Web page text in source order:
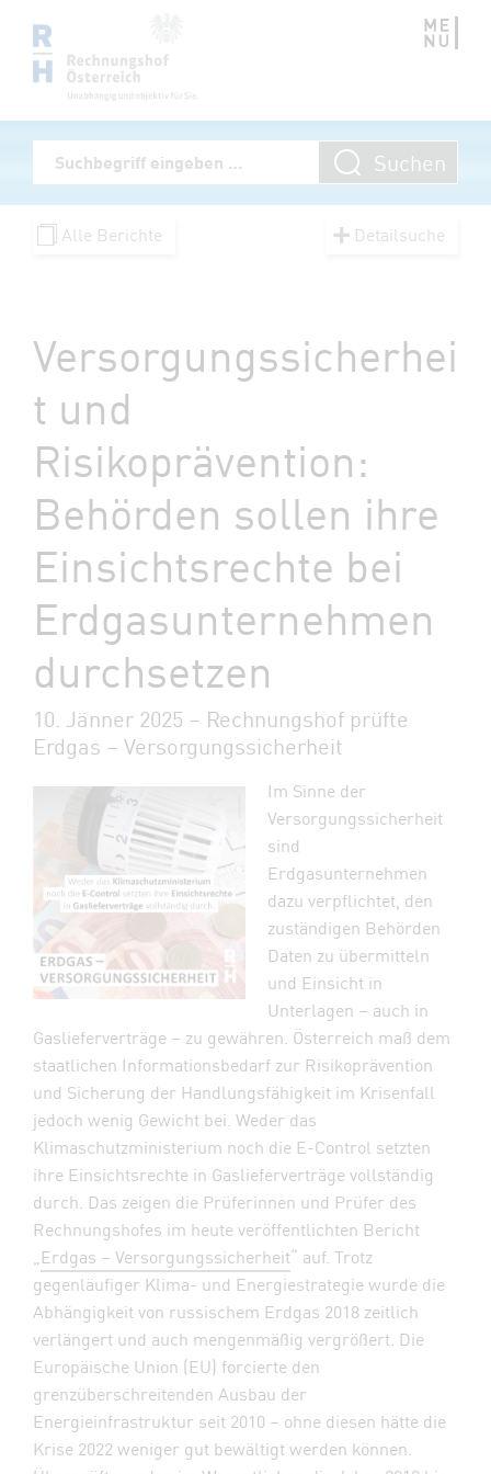
Zum Inhalt springen
Volltextsuche
Suchbegriff eingeben
Suchen
Alle Berichte Detailsuche
Versorgungssicherhei
t und
Risikoprävention:
Behörden sollen ihre
Einsichtsrechte bei
Erdgasunternehmen
durchsetzen
10. Jänner 2025 – Rechnungshof prüfte
Erdgas – Versorgungssicherheit
Im Sinne der
Versorgungssicherheit
sind
Erdgasunternehmen
dazu verpflichtet, den
zuständigen Behörden
Daten zu übermitteln
und Einsicht in
Unterlagen – auch in
Gaslieferverträge – zu gewähren. Österreich maß dem
staatlichen Informationsbedarf zur Risikoprävention
und Sicherung der Handlungsfähigkeit im Krisenfall
jedoch wenig Gewicht bei. Weder das
Klimaschutzministerium noch die E-Control setzten
ihre Einsichtsrechte in Gaslieferverträge vollständig
durch. Das zeigen die Prüferinnen und Prüfer des
Rechnungshofes im heute veröffentlichten Bericht
„Erdgas – Versorgungssicherheit“ auf. Trotz
gegenläufiger Klima- und Energiestrategie wurde die
Abhängigkeit von russischem Erdgas 2018 zeitlich
verlängert und auch mengenmäßig vergrößert. Die
Europäische Union (EU) forcierte den
grenzüberschreitenden Ausbau der
Energieinfrastruktur seit 2010 – ohne diesen hätte die
Krise 2022 weniger gut bewältigt werden können.